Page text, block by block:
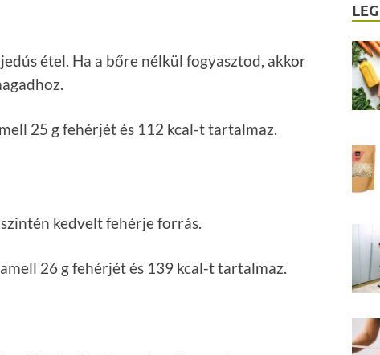
étel. Ha a bőre nélkül fogyasztod, akkor
25 g fehérjét és 112 kcal-t tartalmaz.
kedvelt fehérje forrás.
26 g fehérjét és 139 kcal-t tartalmaz.